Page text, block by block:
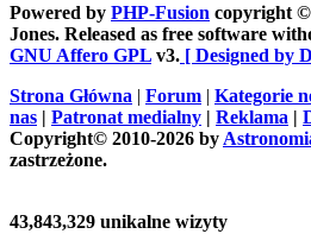
Powered by PHP-Fusion copyright ©
Jones. Released as free software
GNU Affero GPL v3. [ Designed by
Strona Główna | Forum | Kategorie
nas | Patronat medialny | Reklama |
Copyright© 2010-2026 by
zastrzeżone.
43,843,329 unikalne wizyty